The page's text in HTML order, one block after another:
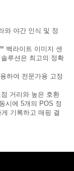
와 야간 인식 및 정
백라이트 이미지 센
루션은 최고의 정확
하여 전문가용 고정
거리와 높은 호환
시에 5개의 POS 정
기록하고 매핑 결